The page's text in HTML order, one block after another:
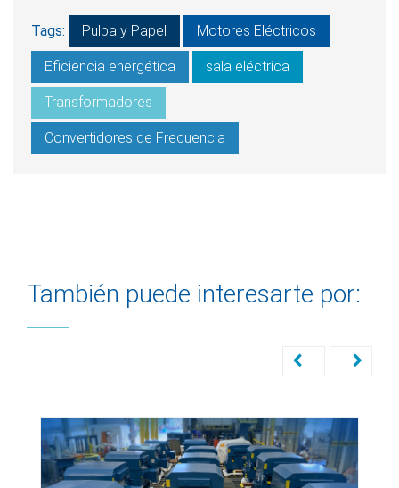
Tags: Pulpa y Papel Motores Eléctricos
Eficiencia energética sala eléctrica
Transformadores
Convertidores de Frecuencia
También puede interesarte por: